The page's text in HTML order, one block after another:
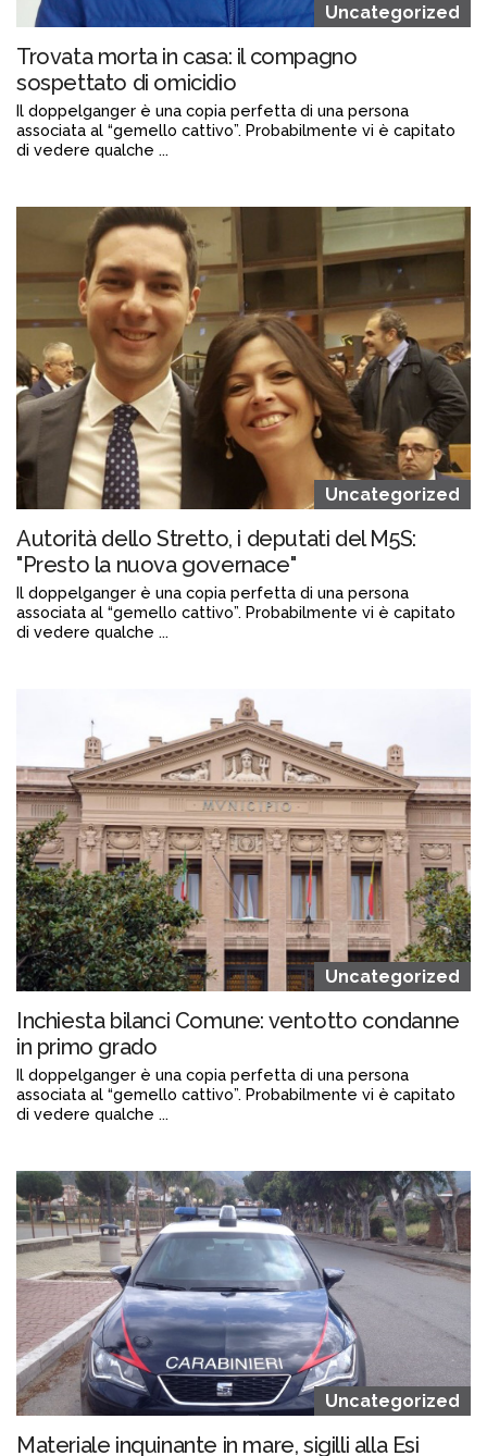
Uncategorized
Trovata morta in casa: il compagno
sospettato di omicidio
Il doppelganger è una copia perfetta di una persona
associata al “gemello cattivo”. Probabilmente vi è capitato
di vedere qualche ...
admin@admin.com 3 days fa
Uncategorized
Autorità dello Stretto, i deputati del M5S:
"Presto la nuova governace"
Il doppelganger è una copia perfetta di una persona
associata al “gemello cattivo”. Probabilmente vi è capitato
di vedere qualche ...
Uncategorized
Inchiesta bilanci Comune: ventotto condanne
in primo grado
Il doppelganger è una copia perfetta di una persona
associata al “gemello cattivo”. Probabilmente vi è capitato
di vedere qualche ...
admin@admin.com 3 days fa
Uncategorized
Materiale inquinante in mare, sigilli alla Esi